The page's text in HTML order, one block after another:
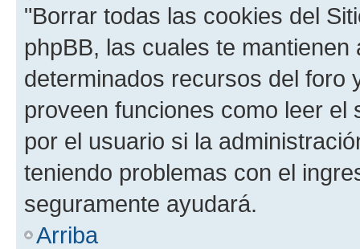
"Borrar todas las cookies del
phpBB, las cuales te
determinados recursos del foro
proveen funciones como leer el
por el usuario si la
teniendo problemas con el
seguramente ayudará.
Arriba